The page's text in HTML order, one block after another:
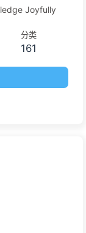
Joyfully
分类
161